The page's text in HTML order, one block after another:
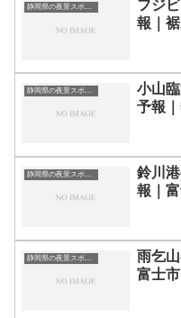
静岡県の夜景スポット一覧
フジ
報｜
静岡県の夜景スポット一覧
小山
予報
静岡県の夜景スポット一覧
鈴川
報｜
静岡県の夜景スポット一覧
雨乞
富士市